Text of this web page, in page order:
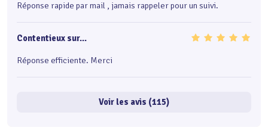
Réponse rapide par mail , jamais rappeler pour un suivi.
Contentieux sur...
Réponse efficiente. Merci
Voir les avis (115)